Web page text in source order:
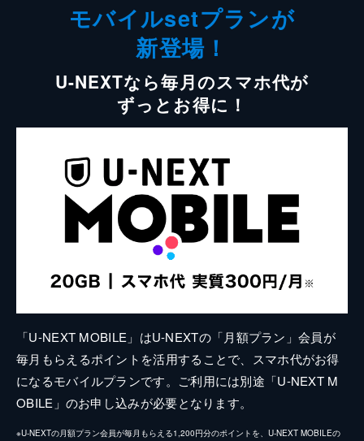
モバイルsetプランが
新登場！
U-NEXTなら毎月のスマホ代が
ずっとお得に！
「U-NEXT MOBILE」はU-NEXTの「月額プラン」会員が
毎月もらえるポイントを活用することで、スマホ代がお得
になるモバイルプランです。ご利用には別途「U-NEXT M
OBILE」のお申し込みが必要となります。
※U-NEXTの月額プラン会員が毎月もらえる1,200円分のポイントを、U-NEXT MOBILEの